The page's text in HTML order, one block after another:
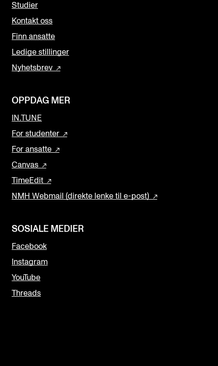
Studier
Kontakt oss
Finn ansatte
Ledige stillinger
Nyhetsbrev
OPPDAG MER
IN.TUNE
For studenter
For ansatte
Canvas
TimeEdit
NMH Webmail (direkte lenke til e-post)
SOSIALE MEDIER
Facebook
Instagram
YouTube
Threads